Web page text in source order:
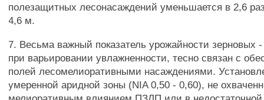
полезащитных лесонасаждений уменьшается в 2,6
4,6 м.
7. Весьма важный показатель урожайности зерновых
при варьировании увлажненности, тесно связан с
полей лесомелиоративными насаждениями.
умеренной аридной зоны (NIA 0,50 - 0,60), не